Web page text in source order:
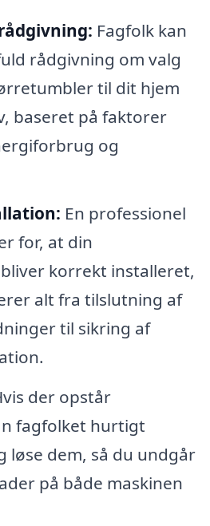
Fagfolk kan
rådgivning om valg
til dit hjem
baseret på faktorer
og
En professionel
for, at din
korrekt installeret,
alt fra tilslutning af
til sikring af
der opstår
fagfolket hurtigt
løse dem, så du undgår
på både maskinen